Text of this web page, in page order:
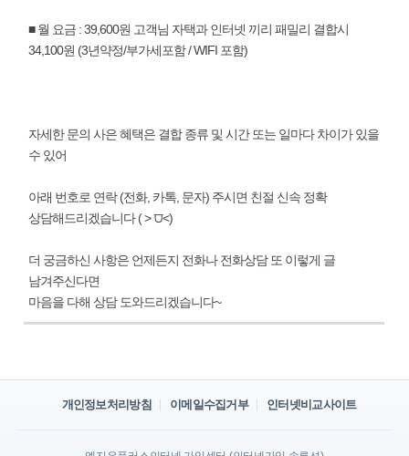
■ 월 요금 : 39,600원 고객님 자택과 인터넷 끼리 패밀리 결합시
34,100원 (3년약정/부가세포함 / WIFI 포함)
자세한 문의 사은 혜택은 결합 종류 및 시간 또는 일마다 차이가 있을
수 있어
아래 번호로 연락 (전화, 카톡, 문자) 주시면 친절 신속 정확
상담해드리겠습니다 ( ˃ ⩌˂)
더 궁금하신 사항은 언제든지 전화나 전화상담 또 이렇게 글
남겨주신다면
마음을 다해 상담 도와드리겠습니다~
개인정보처리방침 이메일수집거부 인터넷비교사이트